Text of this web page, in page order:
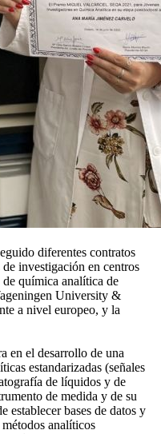
diferentes contratos
investigación en centros
de química analítica de
University &
a nivel europeo, y la
en el desarrollo de una
estandarizadas (señales
de líquidos y de
de medida y de su
establecer bases de datos y
analíticos